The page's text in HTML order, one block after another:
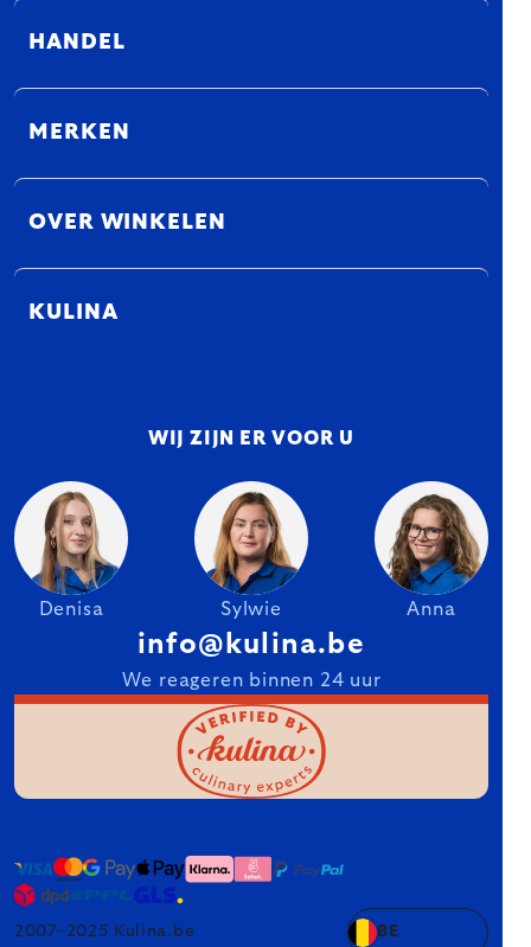
HANDEL
MERKEN
OVER WINKELEN
KULINA
WIJ ZIJN ER VOOR U
Denisa Sylwie Anna
info@kulina.be
We reageren binnen 24 uur
2007–2025 Kulina.be BE